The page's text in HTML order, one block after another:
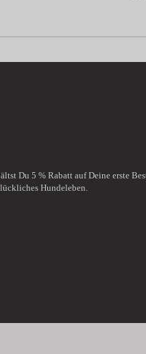
Du 5 % Rabatt auf Deine erste
Hundeleben.